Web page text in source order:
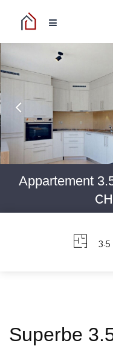
Appartement
3.5
Superbe